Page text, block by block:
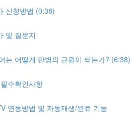
신청방법 (0:38)
및 질문지
는 어떻게 만병의 근원이 되는가? (6:38)
수확인사항
연동방법 및 자동재생/완료 기능